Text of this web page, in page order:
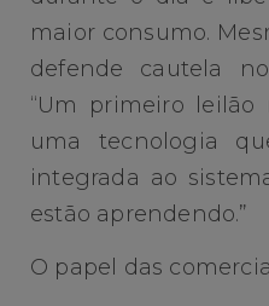
maior consumo.
defende cautela
“Um primeiro leilão
uma tecnologia
integrada ao
estão aprendendo.”
O papel das